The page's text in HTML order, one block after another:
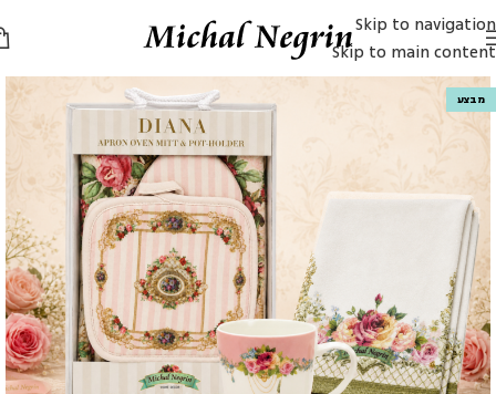
Skip to navigation
Skip to main content
מבצע